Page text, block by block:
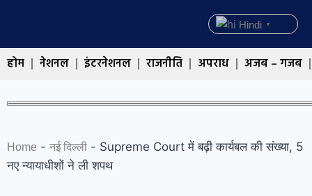
Hindi ▼
होम नेशनल इंटरनेशनल राजनीति अपराध अजब – गजब
Home - नई दिल्ली - Supreme Court में बढ़ी कार्यबल की संख्या, 5
नए न्यायाधीशों ने ली शपथ